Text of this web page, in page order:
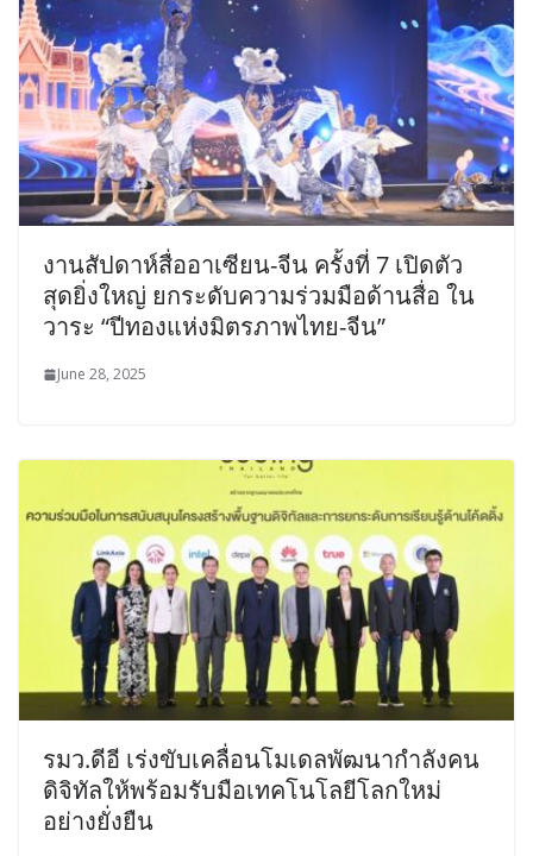
งานสัปดาห์สื่ออาเซียน-จีน ครั้งที่ 7 เปิดตัว
สุดยิ่งใหญ่ ยกระดับความร่วมมือด้านสื่อ ใน
วาระ “ปีทองแห่งมิตรภาพไทย-จีน”
June 28, 2025
รมว.ดีอี เร่งขับเคลื่อนโมเดลพัฒนากำลังคน
ดิจิทัลให้พร้อมรับมือเทคโนโลยีโลกใหม่
อย่างยั่งยืน